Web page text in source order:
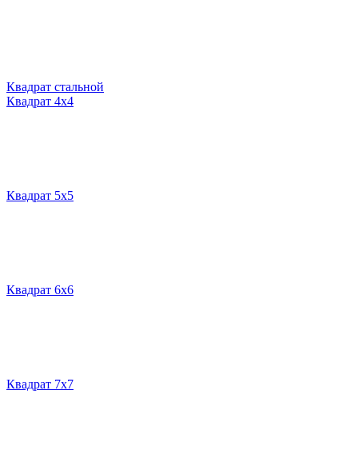
Квадрат стальной
Квадрат 4х4
Квадрат 5х5
Квадрат 6х6
Квадрат 7х7